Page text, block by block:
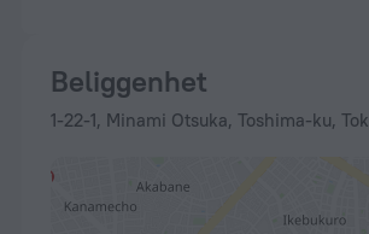
Beliggenhet
1-22-1, Minami Otsuka, Toshima-ku,